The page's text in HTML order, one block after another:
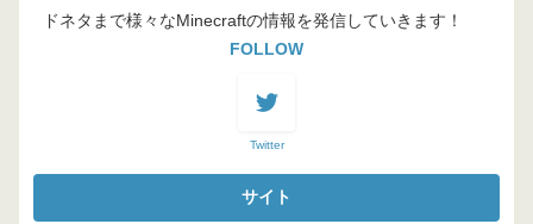
ドネタまで様々なMinecraftの情報を発信していきます！
FOLLOW
Twitter